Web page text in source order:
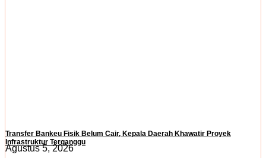
Transfer Bankeu Fisik Belum Cair, Kepala Daerah Khawatir Proyek
Infrastruktur Terganggu
Agustus 5, 2026